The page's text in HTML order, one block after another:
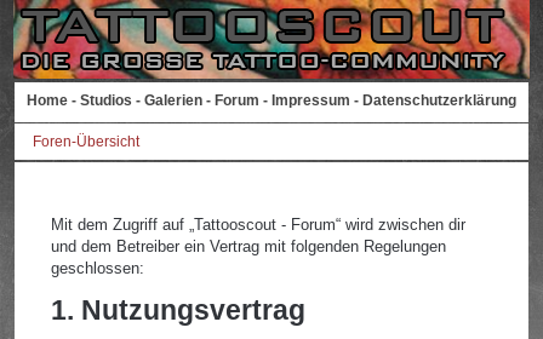
Home - Studios - Galerien - Forum - Impressum - Datenschutzerklärung
Foren-Übersicht
Mit dem Zugriff auf „Tattooscout - Forum“ wird zwischen dir
und dem Betreiber ein Vertrag mit folgenden Regelungen
geschlossen:
1. Nutzungsvertrag